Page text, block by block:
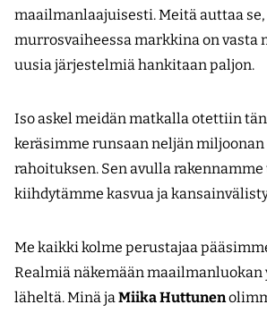
maailmanlaajuisesti. Meitä auttaa
murrosvaiheessa markkina on vasta
uusia järjestelmiä hankitaan paljon.
Iso askel meidän matkalla otettiin
keräsimme runsaan neljän
rahoituksen. Sen avulla
kiihdytämme kasvua ja
Me kaikki kolme perustajaa
Realmiä näkemään
läheltä. Minä jaMiika Huttunen